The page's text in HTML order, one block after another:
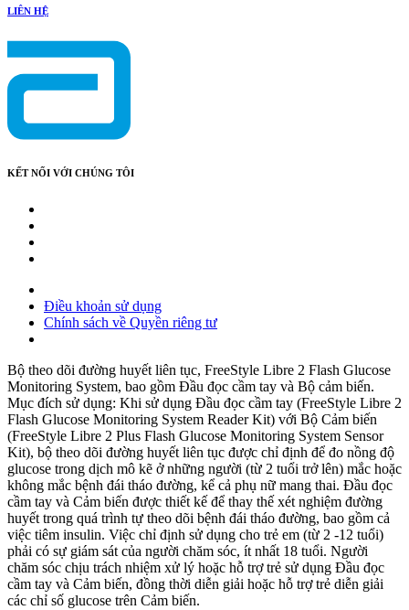
LIÊN HỆ
KẾT NỐI VỚI CHÚNG TÔI
Điều khoản sử dụng
Chính sách về Quyền riêng tư
Bộ theo dõi đường huyết liên tục, FreeStyle Libre 2 Flash Glucose
Monitoring System, bao gồm Đầu đọc cầm tay và Bộ cảm biến.
Mục đích sử dụng: Khi sử dụng Đầu đọc cầm tay (FreeStyle Libre 2
Flash Glucose Monitoring System Reader Kit) với Bộ Cảm biến
(FreeStyle Libre 2 Plus Flash Glucose Monitoring System Sensor
Kit), bộ theo dõi đường huyết liên tục được chỉ định để đo nồng độ
glucose trong dịch mô kẽ ở những người (từ 2 tuổi trở lên) mắc hoặc
không mắc bệnh đái tháo đường, kể cả phụ nữ mang thai. Đầu đọc
cầm tay và Cảm biến được thiết kế để thay thế xét nghiệm đường
huyết trong quá trình tự theo dõi bệnh đái tháo đường, bao gồm cả
việc tiêm insulin. Việc chỉ định sử dụng cho trẻ em (từ 2 -12 tuổi)
phải có sự giám sát của người chăm sóc, ít nhất 18 tuổi. Người
chăm sóc chịu trách nhiệm xử lý hoặc hỗ trợ trẻ sử dụng Đầu đọc
cầm tay và Cảm biến, đồng thời diễn giải hoặc hỗ trợ trẻ diễn giải
các chỉ số glucose trên Cảm biến.